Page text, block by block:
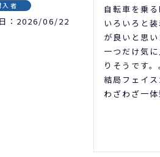
入者
2026/06/22
自転車を乗
いろいろと
が良いと思い
一つだけ気
りそうです
結局フェイ
わざわざ一